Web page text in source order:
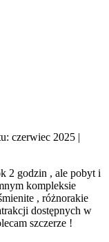
czerwiec 2025 |
2 godzin , ale pobyt i
kompleksie
, różnorakie
dostępnych w
szczerze !